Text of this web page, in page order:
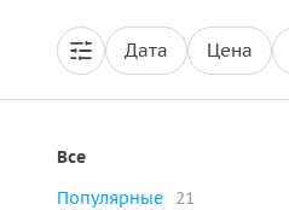
Дата Цена
Все
Популярные
21